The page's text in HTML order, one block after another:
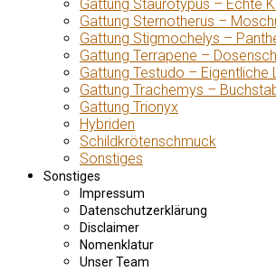
Gattung Staurotypus – Echte
Gattung Sternotherus –
Gattung Stigmochelys –
Gattung Terrapene –
Gattung Testudo – Eigentliche
Gattung Trachemys –
Gattung Trionyx
Hybriden
Schildkrötenschmuck
Sonstiges
Sonstiges
Impressum
Datenschutzerklärung
Disclaimer
Nomenklatur
Unser Team